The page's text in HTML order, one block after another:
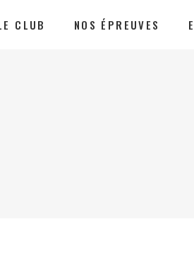
CLUB NOS ÉPREUVES